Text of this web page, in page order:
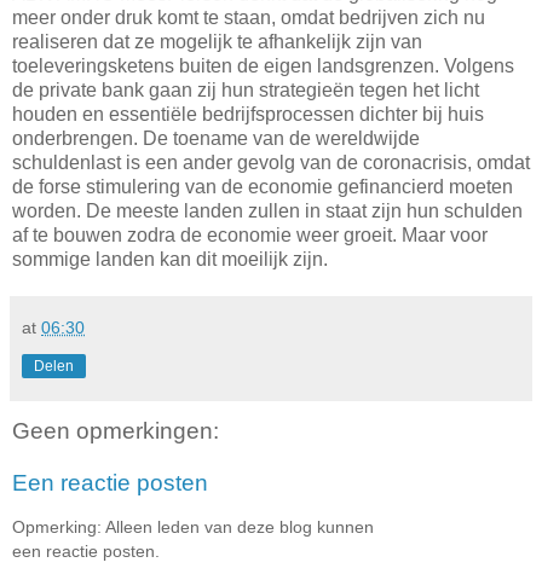
meer onder druk komt te staan, omdat bedrijven zich nu
realiseren dat ze mogelijk te afhankelijk zijn van
toeleveringsketens buiten de eigen landsgrenzen. Volgens
de private bank gaan zij hun strategieën tegen het licht
houden en essentiële bedrijfsprocessen dichter bij huis
onderbrengen. De toename van de wereldwijde
schuldenlast is een ander gevolg van de coronacrisis, omdat
de forse stimulering van de economie gefinancierd moeten
worden. De meeste landen zullen in staat zijn hun schulden
af te bouwen zodra de economie weer groeit. Maar voor
sommige landen kan dit moeilijk zijn.
at 06:30
Delen
Geen opmerkingen:
Een reactie posten
Opmerking: Alleen leden van deze blog kunnen
een reactie posten.